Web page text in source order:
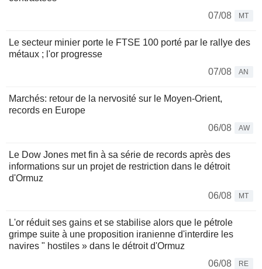
07/08
MT
Le secteur minier porte le FTSE 100 porté par le rallye des
métaux ; l'or progresse
07/08
AN
Marchés: retour de la nervosité sur le Moyen-Orient,
records en Europe
06/08
AW
Le Dow Jones met fin à sa série de records après des
informations sur un projet de restriction dans le détroit
d'Ormuz
06/08
MT
L'or réduit ses gains et se stabilise alors que le pétrole
grimpe suite à une proposition iranienne d'interdire les
navires " hostiles » dans le détroit d'Ormuz
06/08
RE